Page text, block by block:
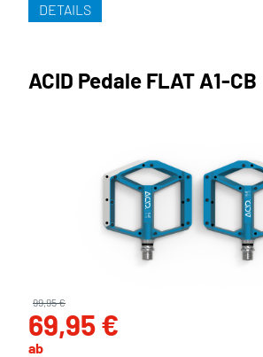
DETAILS
ACID Pedale FLAT A1-CB
ab
69,95 €
99,95 €